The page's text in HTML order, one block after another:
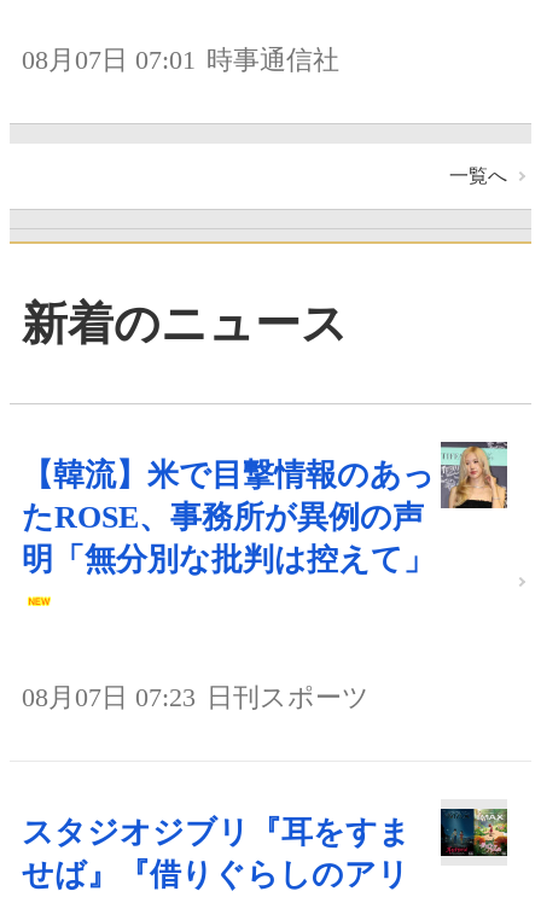
08月07日 07:01 時事通信社
一覧へ
新着のニュース
【韓流】米で目撃情報のあっ
たROSE、事務所が異例の声
明「無分別な批判は控えて」
08月07日 07:23 日刊スポーツ
スタジオジブリ『耳をすま
せば』『借りぐらしのアリ